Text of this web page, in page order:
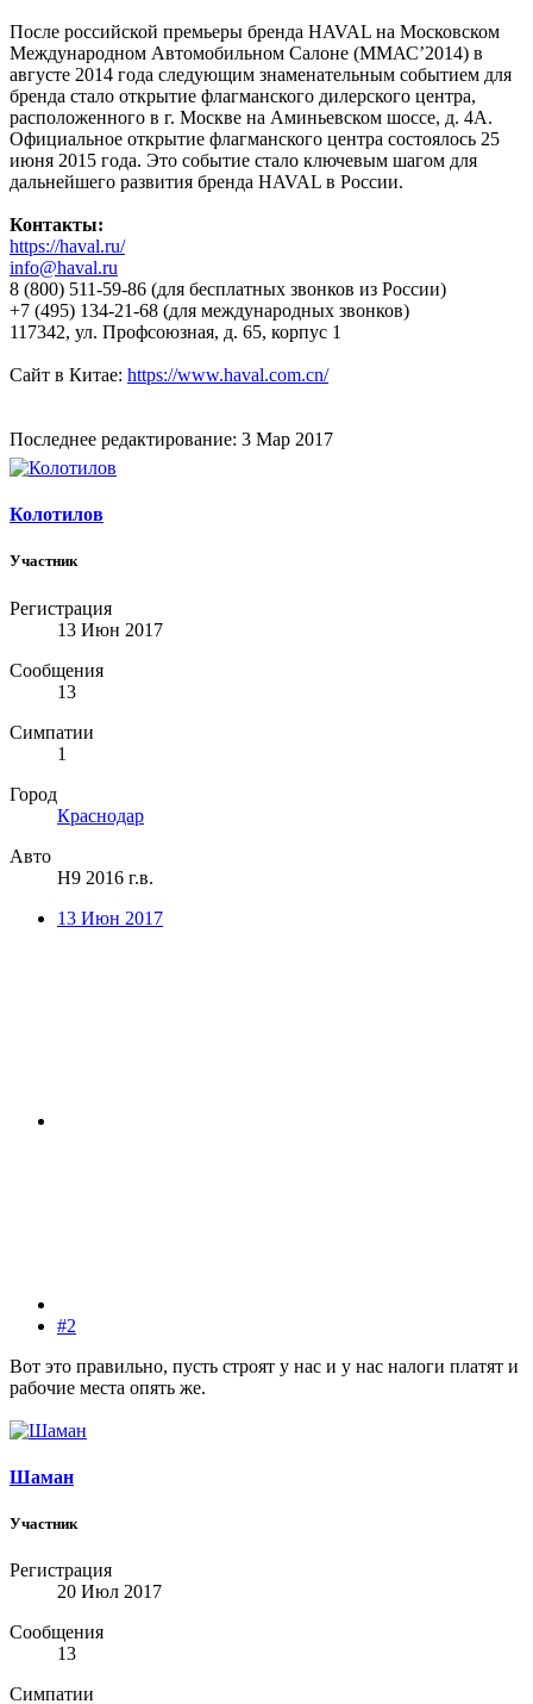
После российской премьеры бренда HAVAL на Московском
Международном Автомобильном Салоне (ММАС’2014) в
августе 2014 года следующим знаменательным событием для
бренда стало открытие флагманского дилерского центра,
расположенного в г. Москве на Аминьевском шоссе, д. 4А.
Официальное открытие флагманского центра состоялось 25
июня 2015 года. Это событие стало ключевым шагом для
дальнейшего развития бренда HAVAL в России.
Контакты:
https://haval.ru/
info@haval.ru
8 (800) 511-59-86 (для бесплатных звонков из России)
+7 (495) 134-21-68 (для международных звонков)
117342, ул. Профсоюзная, д. 65, корпус 1
Сайт в Китае: https://www.haval.com.cn/
Последнее редактирование: 3 Мар 2017
Колотилов
Участник
Регистрация
13 Июн 2017
Сообщения
13
Симпатии
1
Город
Краснодар
Авто
Н9 2016 г.в.
13 Июн 2017
#2
Вот это правильно, пусть строят у нас и у нас налоги платят и
рабочие места опять же.
Шаман
Участник
Регистрация
20 Июл 2017
Сообщения
13
Симпатии